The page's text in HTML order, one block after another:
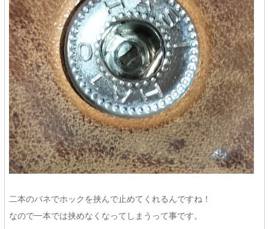
二本のバネでホックを挟んで止めてくれるんですね！
なので一本では挟めなくなってしまうって事です。